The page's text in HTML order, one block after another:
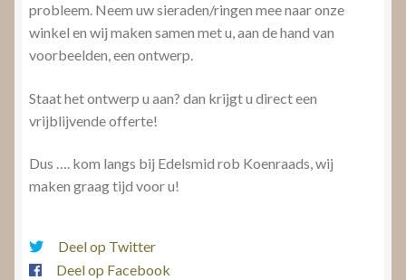
probleem. Neem uw sieraden/ringen mee naar onze
winkel en wij maken samen met u, aan de hand van
voorbeelden, een ontwerp.
Staat het ontwerp u aan? dan krijgt u direct een
vrijblijvende offerte!
Dus …. kom langs bij Edelsmid rob Koenraads, wij
maken graag tijd voor u!
Deel op Twitter
Deel op Facebook